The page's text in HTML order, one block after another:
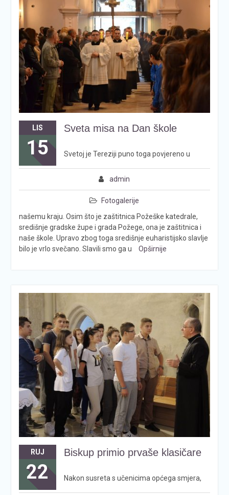
LIS
15
Sveta misa na Dan škole
admin
Fotogalerije
Svetoj je Tereziji puno toga povjereno u
našemu kraju. Osim što je zaštitnica Požeške katedrale,
središnje gradske župe i grada Požege, ona je zaštitnica i
naše škole. Upravo zbog toga središnje euharistijsko slavlje
bilo je vrlo svečano. Slavili smo ga u
Opširnije
RUJ
22
Biskup primio prvaše klasičare
Nakon susreta s učenicima općega smjera,